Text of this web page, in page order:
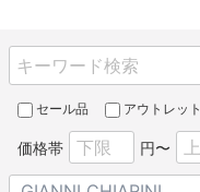
セール品 アウトレット
価格帯 円〜